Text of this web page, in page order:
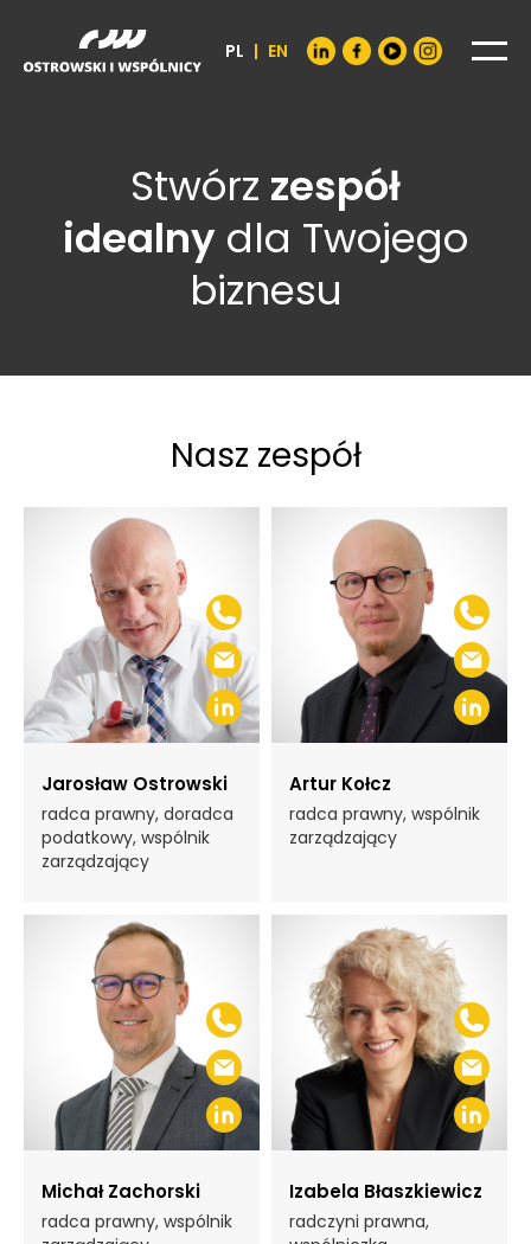
PL | EN
Stwórz zespół
idealny dla Twojego
biznesu
Nasz zespół
Jarosław Ostrowski
radca prawny, doradca
podatkowy, wspólnik
zarządzający
Artur Kołcz
radca prawny, wspólnik
zarządzający
Michał Zachorski
radca prawny, wspólnik
Izabela Błaszkiewicz
radczyni prawna,